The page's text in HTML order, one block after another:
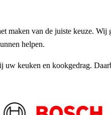
van de juiste keuze.
helpen.
keuken en kookgedrag.